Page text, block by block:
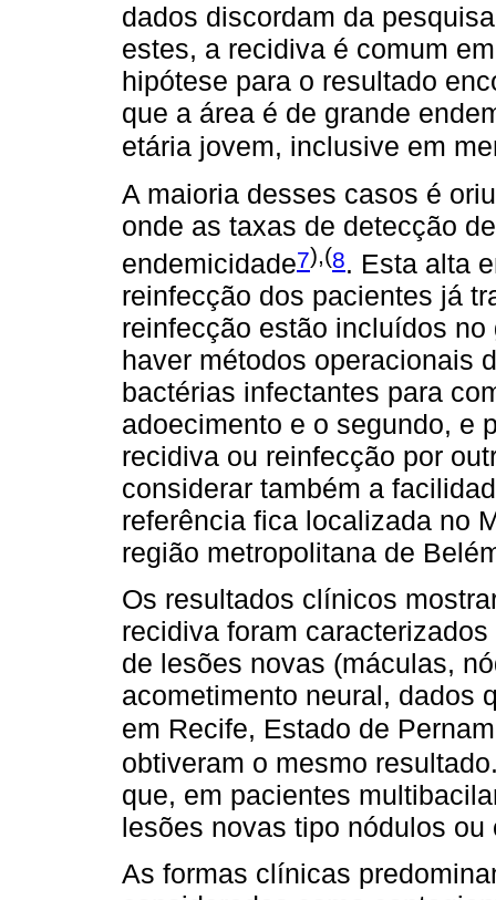
dados discordam da
estes, a recidiva é comum
hipótese para o resultado
que a área é de grande
etária jovem, inclusive em
A maioria desses casos é
onde as taxas de detecção
endemicidade7),(8. Esta alta
reinfecção dos pacientes já
reinfecção estão incluídos
haver métodos operacionais
bactérias infectantes para
adoecimento e o segundo, e
recidiva ou reinfecção por
considerar também a
referência fica localizada no
região metropolitana de
Os resultados clínicos
recidiva foram
de lesões novas (máculas,
acometimento neural, dados
em Recife, Estado de
obtiveram o mesmo
que, em pacientes
lesões novas tipo nódulos ou
As formas clínicas